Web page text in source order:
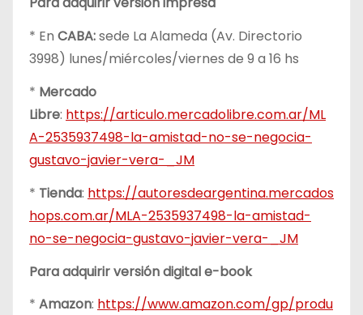
* En CABA:sede La Alameda (Av. Directorio
3998) lunes/miércoles/viernes de 9 a 16 hs
* Mercado
Libre: https://articulo.mercadolibre.com.ar/ML
A-2535937498-la-amistad-no-se-negocia-
gustavo-javier-vera-_JM
* Tienda: https://autoresdeargentina.mercados
hops.com.ar/MLA-2535937498-la-amistad-
no-se-negocia-gustavo-javier-vera-_JM
Para adquirir versión digital e-book
* Amazon: https://www.amazon.com/gp/produ